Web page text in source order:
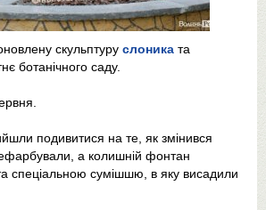
скульптуру слоника та
ботанічного саду.
подивитися на те, як змінився
а колишній фонтан
спеціальною сумішшю, в яку висадили